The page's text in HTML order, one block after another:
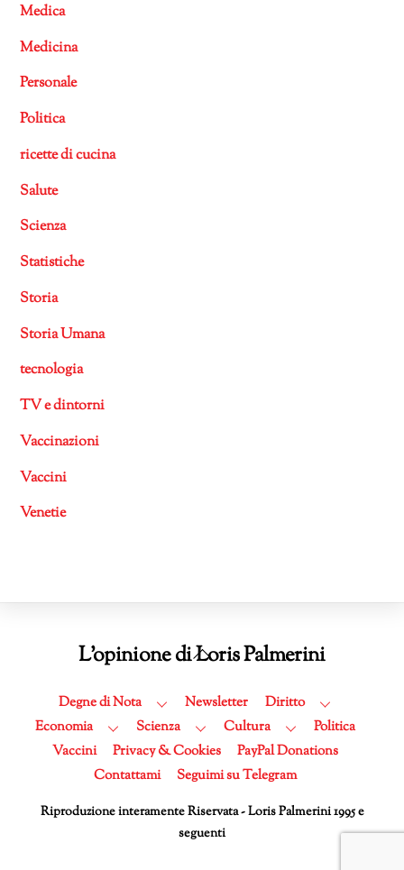
Medica
Medicina
Personale
Politica
ricette di cucina
Salute
Scienza
Statistiche
Storia
Storia Umana
tecnologia
TV e dintorni
Vaccinazioni
Vaccini
Venetie
Back
Top
L'opinione di Loris Palmerini
Degne di Nota Newsletter
Diritto
Economia
Scienza Cultura
Politica
Vaccini
Privacy & Cookies
PayPal Donations
Contattami
Seguimi su Telegram
Riproduzione interamente Riservata - Loris Palmerini 1995 e
seguenti